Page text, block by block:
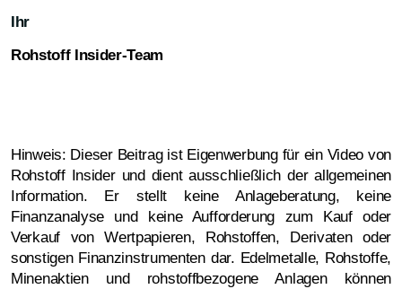
Ihr
Rohstoff Insider-Team
Hinweis: Dieser Beitrag ist Eigenwerbung für ein Video von
Rohstoff Insider und dient ausschließlich der allgemeinen
Information. Er stellt keine Anlageberatung, keine
Finanzanalyse und keine Aufforderung zum Kauf oder
Verkauf von Wertpapieren, Rohstoffen, Derivaten oder
sonstigen Finanzinstrumenten dar. Edelmetalle, Rohstoffe,
Minenaktien und rohstoffbezogene Anlagen können